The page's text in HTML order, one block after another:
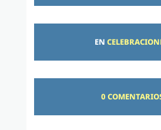
EN
0